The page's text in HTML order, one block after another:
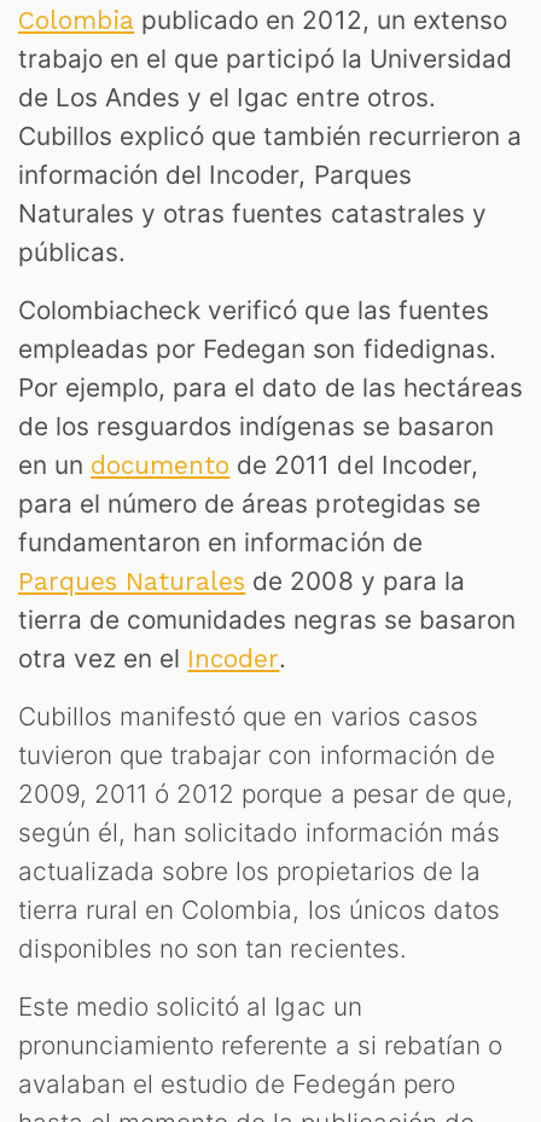
Colombia publicado en 2012, un extenso
trabajo en el que participó la Universidad
de Los Andes y el Igac entre otros.
Cubillos explicó que también recurrieron a
información del Incoder, Parques
Naturales y otras fuentes catastrales y
públicas.
Colombiacheck verificó que las fuentes
empleadas por Fedegan son fidedignas.
Por ejemplo, para el dato de las hectáreas
de los resguardos indígenas se basaron
en un documento de 2011 del Incoder,
para el número de áreas protegidas se
fundamentaron en información de
Parques Naturales de 2008 y para la
tierra de comunidades negras se basaron
otra vez en el Incoder.
Cubillos manifestó que en varios casos
tuvieron que trabajar con información de
2009, 2011 ó 2012 porque a pesar de que,
según él, han solicitado información más
actualizada sobre los propietarios de la
tierra rural en Colombia, los únicos datos
disponibles no son tan recientes.
Este medio solicitó al Igac un
pronunciamiento referente a si rebatían o
avalaban el estudio de Fedegán pero